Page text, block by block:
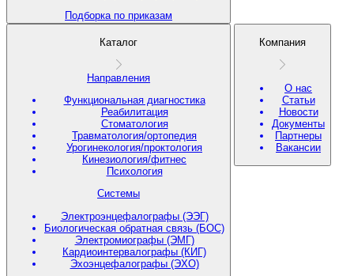
Подборка по приказам
Каталог
Направления
Функциональная диагностика
Реабилитация
Стоматология
Травматология/ортопедия
Урогинекология/проктология
Кинезиология/фитнес
Психология
Системы
Электроэнцефалографы (ЭЭГ)
Биологическая обратная связь (БОС)
Электромиографы (ЭМГ)
Кардиоинтервалографы (КИГ)
Эхоэнцефалографы (ЭХО)
Компания
О нас
Статьи
Новости
Документы
Партнеры
Вакансии